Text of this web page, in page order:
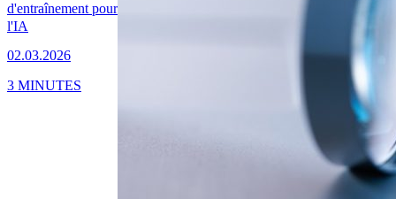
d'entraînement pour
l'IA
02.03.2026
3 MINUTES